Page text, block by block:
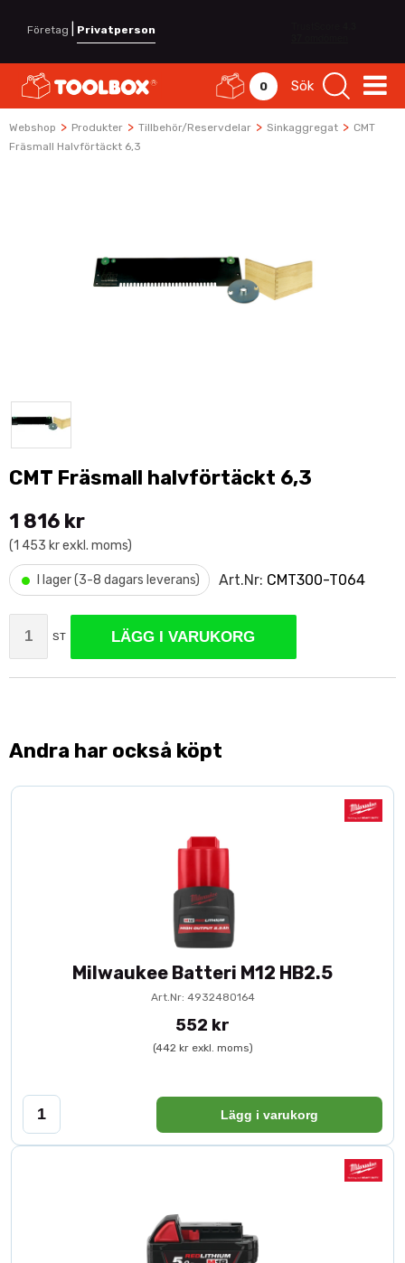
Företag Privatperson
0 Sök
Webshop > Produkter > Tillbehör/Reservdelar > Sinkaggregat > CMT
Fräsmall Halvförtäckt 6,3
CMT Fräsmall halvförtäckt 6,3
1 816 kr
(1 453 kr exkl. moms)
• I lager (3-8 dagars leverans) Art.Nr: CMT300-T064
ST LÄGG I VARUKORG
Andra har också köpt
Milwaukee Batteri M12 HB2.5
Art.Nr: 4932480164
552 kr
(442 kr exkl. moms)
Lägg i varukorg